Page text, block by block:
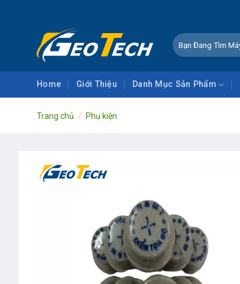
Tìm
kiếm:
Home Giới Thiệu Danh Mục Sản Phẩm
Trang chủ / Phụ kiện